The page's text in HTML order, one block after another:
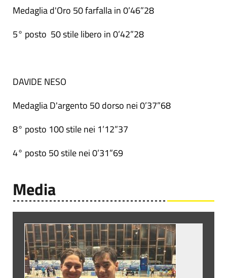
Medaglia d'Oro 50 farfalla in 0’46”28
5° posto 50 stile libero in 0’42”28
DAVIDE NESO
Medaglia D'argento 50 dorso nei 0’37”68
8° posto 100 stile nei 1’12”37
4° posto 50 stile nei 0’31”69
Media